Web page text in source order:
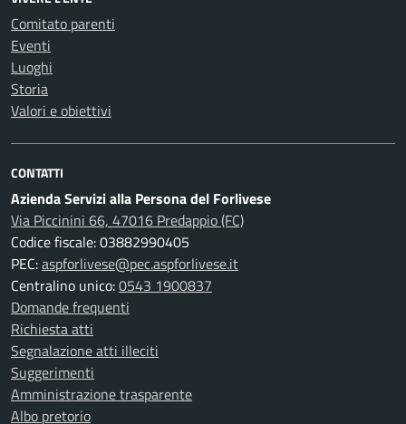
Comitato parenti
Eventi
Luoghi
Storia
Valori e obiettivi
CONTATTI
Azienda Servizi alla Persona del Forlivese
Via Piccinini 66, 47016 Predappio (FC)
Codice fiscale: 03882990405
PEC:aspforlivese@pec.aspforlivese.it
Centralino unico:0543 1900837
Domande frequenti
Richiesta atti
Segnalazione atti illeciti
Suggerimenti
Amministrazione trasparente
Albo pretorio